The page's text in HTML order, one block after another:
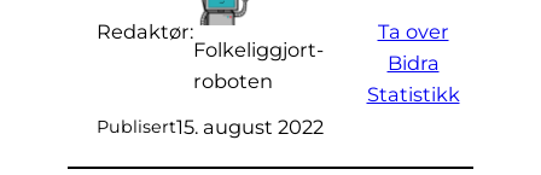
Redaktør:
Folkeliggjort-
roboten
Publisert15. august 2022
Ta over
Bidra
Statistikk